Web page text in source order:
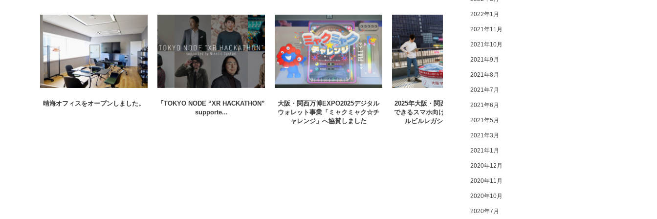
晴海オフィスをオープンしました。
「TOKYO NODE “XR HACKATHON”
supporte...
大阪・関西万博EXPO2025デジタル
ウォレット事業「ミャクミャク☆チ
ャレンジ」へ協賛しました
2025年大阪・関西万博会期中に体験
できるスマホ向けXRアプリ「大阪マ
ルビルレガシー」を提供開始
2022年1月
2021年11月
2021年10月
2021年9月
2021年8月
2021年7月
2021年6月
2021年5月
2021年3月
2021年1月
2020年12月
2020年11月
2020年10月
2020年7月